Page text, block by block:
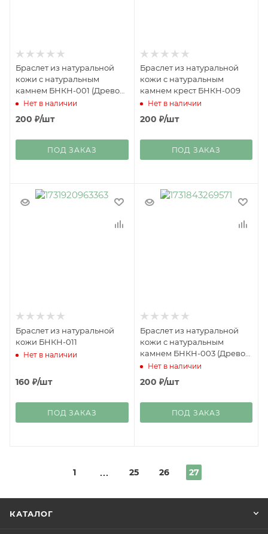
Браслет из натуральной
кожи с натуральным
камнем БНКН-001 (Древо
Жизни)
Нет в наличии
200 ₽/шт
ПОД ЗАКАЗ
Браслет из натуральной
кожи с натуральным
камнем крест БНКН-009
Нет в наличии
200 ₽/шт
ПОД ЗАКАЗ
Браслет из натуральной
кожи БНКН-011
Нет в наличии
160 ₽/шт
ПОД ЗАКАЗ
Браслет из натуральной
кожи с натуральным
камнем БНКН-003 (Древо
Жизни)
Нет в наличии
200 ₽/шт
ПОД ЗАКАЗ
1 25 26 27
КАТАЛОГ